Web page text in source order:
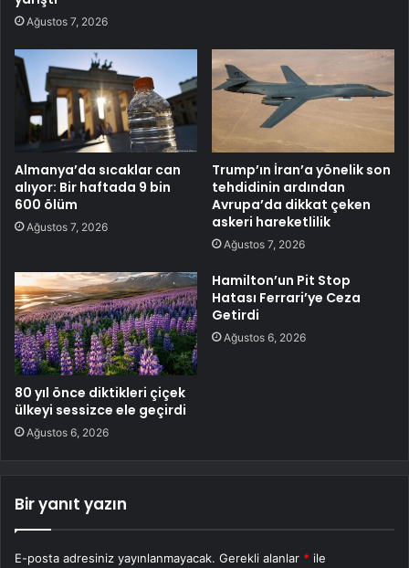
Ağustos 7, 2026
Almanya’da sıcaklar can
alıyor: Bir haftada 9 bin
600 ölüm
Ağustos 7, 2026
Trump’ın İran’a yönelik son
tehdidinin ardından
Avrupa’da dikkat çeken
askeri hareketlilik
Ağustos 7, 2026
80 yıl önce diktikleri çiçek
ülkeyi sessizce ele geçirdi
Ağustos 6, 2026
Hamilton’un Pit Stop
Hatası Ferrari’ye Ceza
Getirdi
Ağustos 6, 2026
Bir yanıt yazın
E-posta adresiniz yayınlanmayacak. Gerekli alanlar * ile